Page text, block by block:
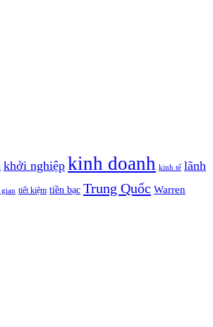
khởi nghiệp kinh doanh kinh tế lãnh
tiết kiệm tiền bạc Trung Quốc Warren